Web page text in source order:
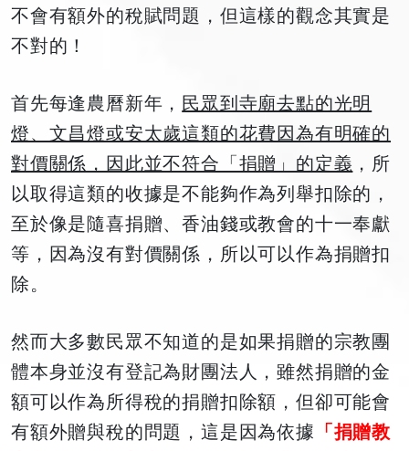
不會有額外的稅賦問題，但這樣的觀念其實是
不對的！
首先每逢農曆新年， 民眾到寺廟去點的光明
燈、文昌燈或安太歲這類的花費因為有明確的
對價關係，因此並不符合「捐贈」的定義 ，所
以取得這類的收據是不能夠作為列舉扣除的，
至於像是隨喜捐贈、香油錢或教會的十一奉獻
等，因為沒有對價關係，所以可以作為捐贈扣
除。
然而大多數民眾不知道的是如果捐贈的宗教團
體本身並沒有登記為財團法人，雖然捐贈的金
額可以作為所得稅的捐贈扣除額，但卻可能會
有額外贈與稅的問題，這是因為依據 「 捐贈教